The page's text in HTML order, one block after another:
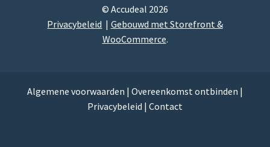
© Accudeal 2026
Privacybeleid
Gebouwd met Storefront &
WooCommerce.
Algemene voorwaarden | Overeenkomst ontbinden |
Privacybeleid | Contact